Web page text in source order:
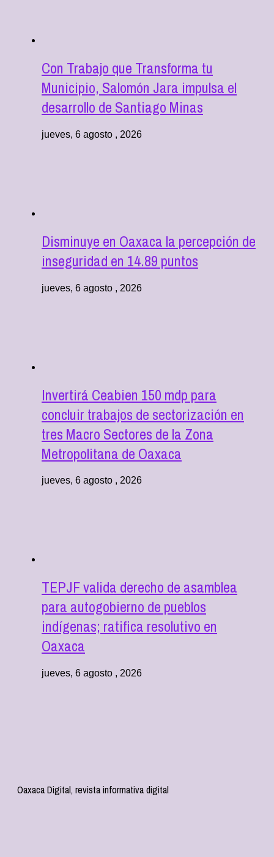
Con Trabajo que Transforma tu
Municipio, Salomón Jara impulsa el
desarrollo de Santiago Minas
jueves, 6 agosto , 2026
Disminuye en Oaxaca la percepción de
inseguridad en 14.89 puntos
jueves, 6 agosto , 2026
Invertirá Ceabien 150 mdp para
concluir trabajos de sectorización en
tres Macro Sectores de la Zona
Metropolitana de Oaxaca
jueves, 6 agosto , 2026
TEPJF valida derecho de asamblea
para autogobierno de pueblos
indígenas; ratifica resolutivo en
Oaxaca
jueves, 6 agosto , 2026
Oaxaca Digital, revista informativa digital